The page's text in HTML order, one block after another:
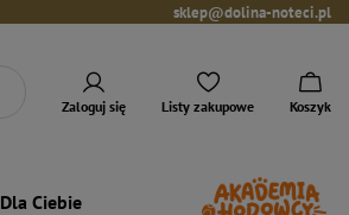
sklep@dolina-noteci.pl
Zaloguj się Listy zakupowe Koszyk
Dla Ciebie